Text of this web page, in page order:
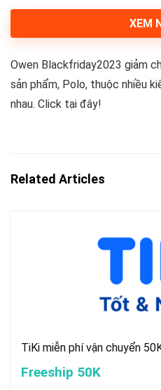
XEM
Owen Blackfriday2023 giảm
sản phẩm, Polo, thuộc nhiều
nhau. Click tại đây!
Related Articles
TiKi miễn phí vận chuyển
Freeship 50K